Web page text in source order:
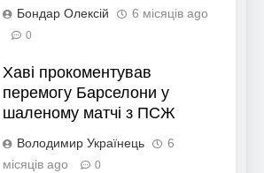
Бондар Олексій 6 місяців ago
0
Хаві прокоментував
перемогу Барселони у
шаленому матчі з ПСЖ
Володимир Українець
6
місяців ago
0